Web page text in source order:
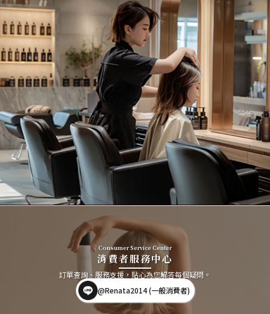
Consumer Service Center
消費者服務中心
訂單查詢、服務支援，貼心為您解答每個疑問。
@Renata2014 (一般消費者)